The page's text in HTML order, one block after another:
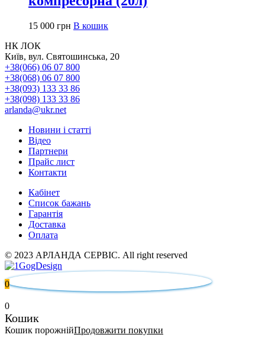
15 000 грн В кошик
НК ЛОК
Київ, вул. Святошинська, 20
+38(066) 06 07 800
+38(068) 06 07 800
+38(093) 133 33 86
+38(098) 133 33 86
arlanda@ukr.net
Новини і статті
Відео
Партнери
Прайс лист
Контакти
Кабінет
Список бажань
Гарантія
Доставка
Оплата
© 2023 АРЛАНДА СЕРВІС. All right reserved
0
0
Кошик
Кошик порожнійПродовжити покупки